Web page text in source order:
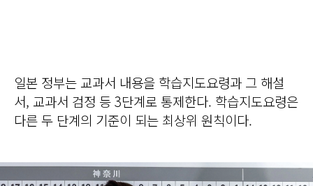
일본 정부는 교과서 내용을 학습지도요령과 그 해설
서, 교과서 검정 등 3단계로 통제한다. 학습지도요령은
다른 두 단계의 기준이 되는 최상위 원칙이다.